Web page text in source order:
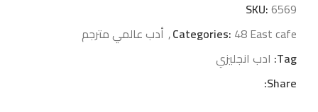
SKU:6569
Categories: 48 East cafe
, أدب عالمي مترجم
Tag: ادب انجليزي
Share: